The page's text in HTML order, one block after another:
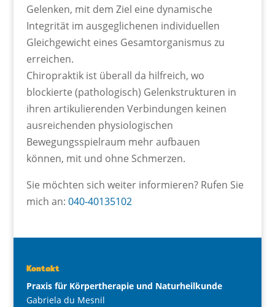
Gelenken, mit dem Ziel eine dynamische
Integrität im ausgeglichenen individuellen
Gleichgewicht eines Gesamtorganismus zu
erreichen.
Chiropraktik ist überall da hilfreich, wo
blockierte (pathologisch) Gelenkstrukturen in
ihren artikulierenden Verbindungen keinen
ausreichenden physiologischen
Bewegungsspielraum mehr aufbauen
können, mit und ohne Schmerzen.
Sie möchten sich weiter informieren? Rufen Sie
mich an: 040-40135102
Kontakt
Praxis für Körpertherapie und Naturheilkunde
Gabriela du Mesnil